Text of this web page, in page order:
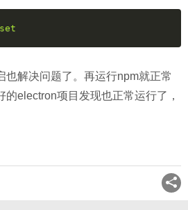
也解决问题了。再运行npm就正常
的electron项目发现也正常运行了，